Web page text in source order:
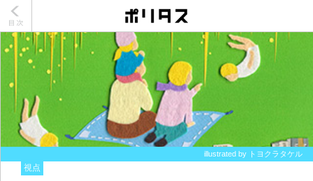
illustrated by トヨクラタケル
視点